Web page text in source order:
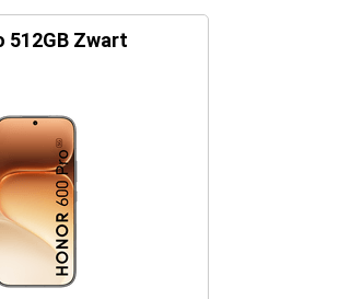
512GB Zwart